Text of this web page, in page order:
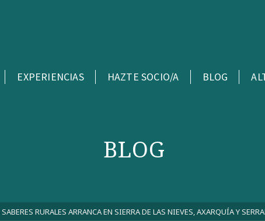
EXPERIENCIAS HAZTE SOCIO/A BLOG
BLOG
RURALES ARRANCA EN SIERRA DE LAS NIEVES, AXARQUÍA Y